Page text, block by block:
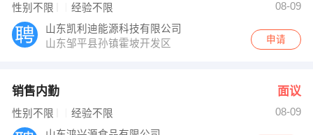
性别不限 经验不限
08-09
山东凯利迪能源科技有限公司
山东邹平县孙镇霍坡开发区
申请
销售内勤 面议
性别不限 经验不限
08-09